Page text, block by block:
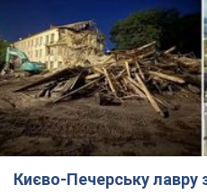
Києво-Печерську